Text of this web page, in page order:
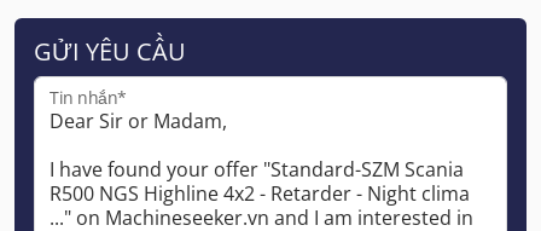
GỬI YÊU CẦU
Tin nhắn*